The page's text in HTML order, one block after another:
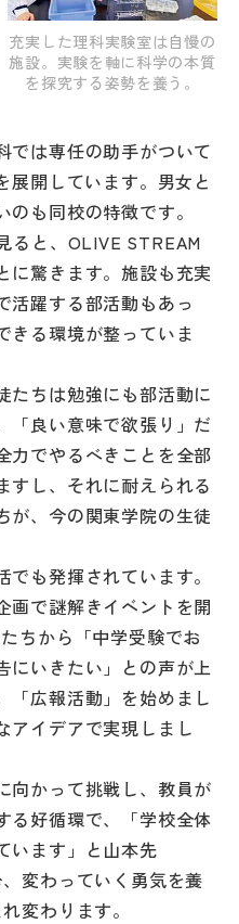
充実した理科実験室は自慢の
施設。実験を軸に科学の本質
を探究する姿勢を養う。
では専任の助手がついて
展開しています。男女と
も同校の特徴です。
ると、OLIVE STREAM
に驚きます。施設も充実
活躍する部活動もあっ
きる環境が整っていま
たちは勉強にも部活動に
「良い意味で欲張り」だ
力でやるべきことを全部
すし、それに耐えられる
が、今の関東学院の生徒
も発揮されています。
画で謎解きイベントを開
ちから「中学受験でお
にいきたい」との声が上
「広報活動」を始めまし
アイデアで実現しまし
向かって挑戦し、教員が
る好循環で、「学校全体
います」と山本先
変わっていく勇気を養
変わります。